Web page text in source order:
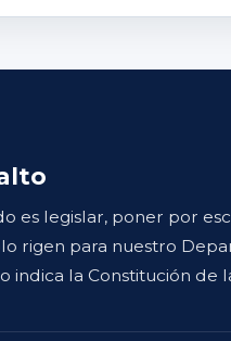
es legislar, poner por
rigen para nuestro
indica la Constitución de